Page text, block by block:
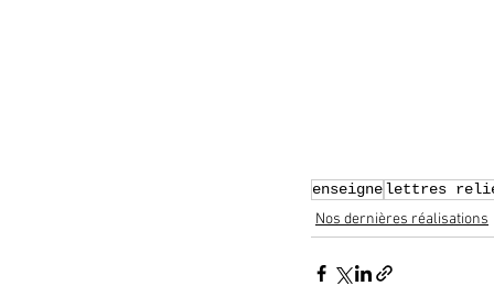
enseignelettres
Nos dernières réalisations